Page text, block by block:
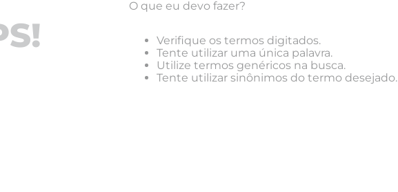
O que eu devo fazer?
Verifique os termos digitados.
Tente utilizar uma única palavra.
Utilize termos genéricos na busca.
Tente utilizar sinônimos do termo desejado.